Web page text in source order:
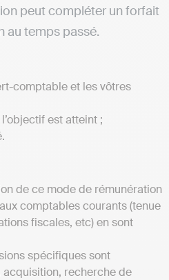
peut compléter un forfait
au temps passé.
comptable et les vôtres
est atteint ;
de ce mode de rémunération
comptables courants (tenue
fiscales, etc) en sont
spécifiques sont
acquisition, recherche de